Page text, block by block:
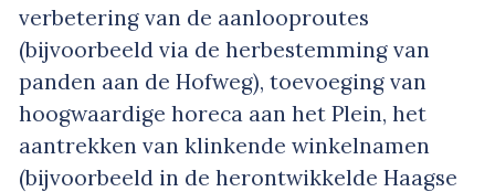
verbetering van de aanlooproutes
(bijvoorbeeld via de herbestemming van
panden aan de Hofweg), toevoeging van
hoogwaardige horeca aan het Plein, het
aantrekken van klinkende winkelnamen
(bijvoorbeeld in de herontwikkelde Haagse